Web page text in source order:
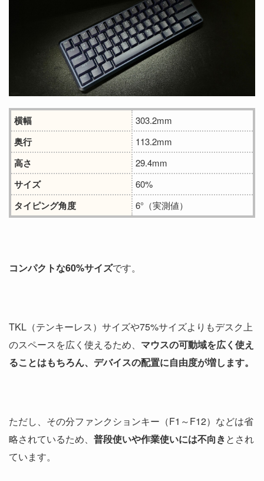
横幅 ‎303.2mm
奥行 113.2mm
高さ 29.4mm
サイズ 60%
タイピング角度 6°（実測値）
コンパクトな60%サイズです。
TKL（テンキーレス）サイズや75%サイズよりもデスク上
のスペースを広く使えるため、 マウスの可動域を広く使え
ることはもちろん、デバイスの配置に自由度が増します。
ただし、その分ファンクションキー（F1～F12）などは省
略されているため、 普段使いや作業使いには不向きとされ
ています。